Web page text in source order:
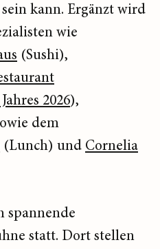
kann. Ergänzt wird
wie
(Sushi),
2026),
dem
(Lunch) und Cornelia
spannende
statt. Dort stellen